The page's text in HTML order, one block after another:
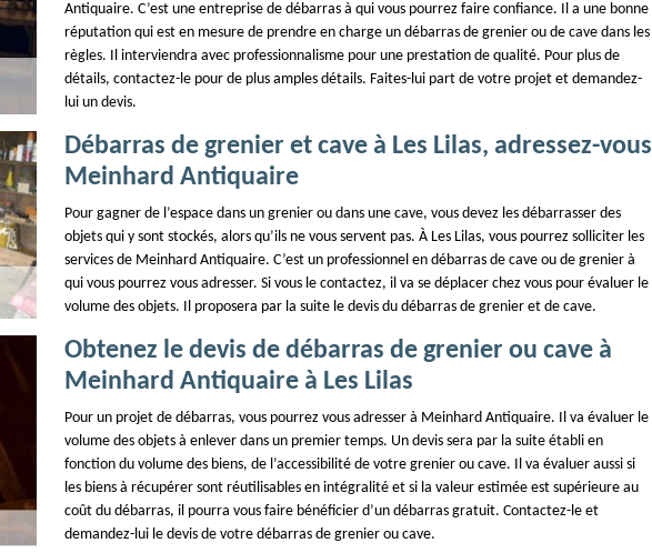
Antiquaire. C’est une entreprise de débarras à qui vous pourrez faire confiance. Il a une bonne
réputation qui est en mesure de prendre en charge un débarras de grenier ou de cave dans les
règles. Il interviendra avec professionnalisme pour une prestation de qualité. Pour plus de
détails, contactez-le pour de plus amples détails. Faites-lui part de votre projet et demandez-
lui un devis.
Débarras de grenier et cave à Les Lilas, adressez-vous
Meinhard Antiquaire
Pour gagner de l’espace dans un grenier ou dans une cave, vous devez les débarrasser des
objets qui y sont stockés, alors qu’ils ne vous servent pas. À Les Lilas, vous pourrez solliciter les
services de Meinhard Antiquaire. C’est un professionnel en débarras de cave ou de grenier à
qui vous pourrez vous adresser. Si vous le contactez, il va se déplacer chez vous pour évaluer le
volume des objets. Il proposera par la suite le devis du débarras de grenier et de cave.
Obtenez le devis de débarras de grenier ou cave à
Meinhard Antiquaire à Les Lilas
Pour un projet de débarras, vous pourrez vous adresser à Meinhard Antiquaire. Il va évaluer le
volume des objets à enlever dans un premier temps. Un devis sera par la suite établi en
fonction du volume des biens, de l’accessibilité de votre grenier ou cave. Il va évaluer aussi si
les biens à récupérer sont réutilisables en intégralité et si la valeur estimée est supérieure au
coût du débarras, il pourra vous faire bénéficier d’un débarras gratuit. Contactez-le et
demandez-lui le devis de votre débarras de grenier ou cave.